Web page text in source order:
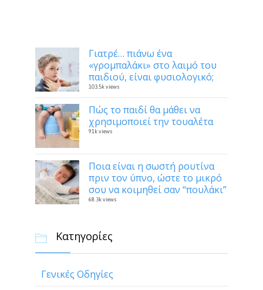
Γιατρέ… πιάνω ένα
«γρομπαλάκι» στο λαιμό του
παιδιού, είναι φυσιολογικό;
103.5k views
Πώς το παιδί θα μάθει να
χρησιμοποιεί την τουαλέτα
91k views
Ποια είναι η σωστή ρουτίνα
πριν τον ύπνο, ώστε το μικρό
σου να κοιμηθεί σαν “πουλάκι”
68.3k views
 Κατηγορίες
Γενικές Οδηγίες